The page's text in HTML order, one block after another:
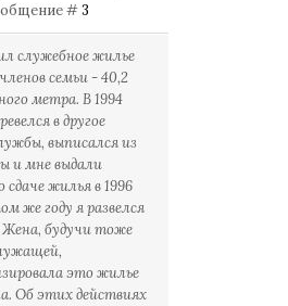
#3
служебное жилье
семьи - 40,2
метра. В 1994
в другое
выписался из
и мне выдали
сдаче жилья в 1996
же году я развелся
Жена, будучи тоже
это жилье
Об этих действиях